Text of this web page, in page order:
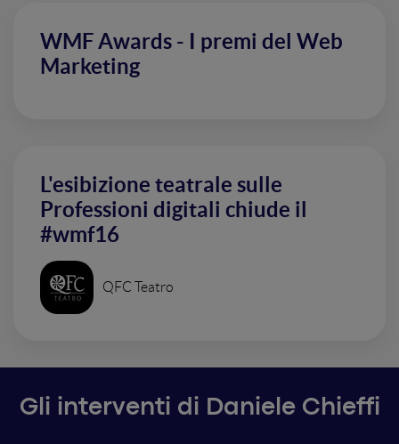
WMF Awards - I premi del Web
Marketing
L'esibizione teatrale sulle
Professioni digitali chiude il
#wmf16
QFC Teatro
Gli interventi di Daniele Chieffi